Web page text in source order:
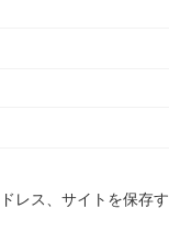
レス、サイトを保存す